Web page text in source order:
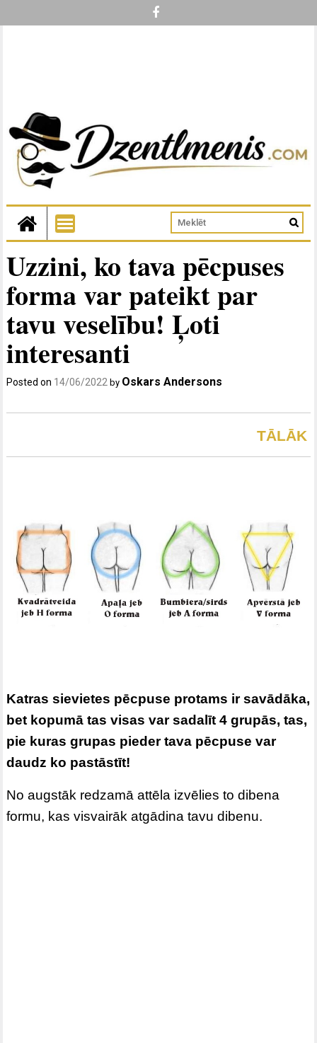
Uzzini, ko tava pēcpuses
forma var pateikt par
tavu veselību! Ļoti
interesanti
Posted on 14/06/2022 by Oskars Andersons
TĀLĀK
Katras sievietes pēcpuse protams ir savādāka,
bet kopumā tas visas var sadalīt 4 grupās, tas,
pie kuras grupas pieder tava pēcpuse var
daudz ko pastāstīt!
No augstāk redzamā attēla izvēlies to dibena
formu, kas visvairāk atgādina tavu dibenu.